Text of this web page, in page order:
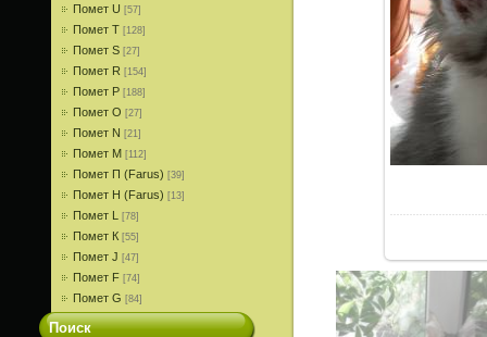
Помет U [57]
Помет T [128]
Помет S [27]
Помет R [154]
Помет P [188]
Помет О [27]
Помет N [21]
Помет M [112]
Помет П (Farus) [39]
Помет Н (Farus) [13]
Помет L [78]
Помет К [55]
Помет J [47]
Помет F [74]
Помет G [84]
Поиск